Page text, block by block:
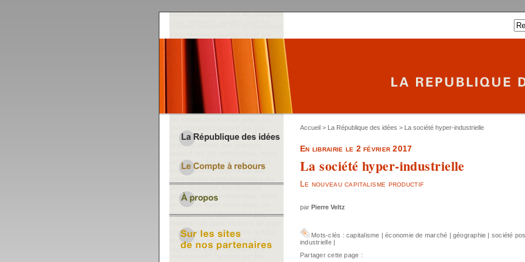
Accueil > La République des idées > La société hyper-industrielle
En librairie le 2 février 2017
La société hyper-industrielle
Le nouveau capitalisme productif
par Pierre Veltz
Mots-clés : capitalisme |économie de marché | géographie | société
industrielle|
Partager cette page :